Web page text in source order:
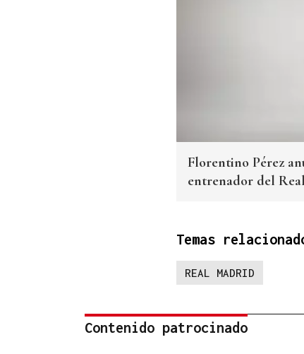
Florentino Pérez
entrenador del
Temas
REAL MADRID
Contenido patrocinado